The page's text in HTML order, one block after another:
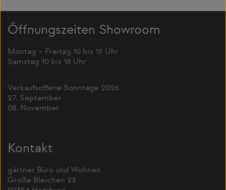
Öffnungszeiten Showroom
Montag – Freitag 10 bis 19 Uhr
Samstag 10 bis 18 Uhr
Verkaufsoffene Sonntage 2026
27. September
08. November
Kontakt
gärtner Büro und Wohnen
Große Bleichen 23